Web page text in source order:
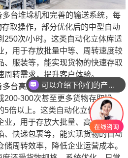
台堆垛机和完善的输送系统，每
取操作，部分优化后的中型自动
250次/小时。这类自动化立体库适
，用于存放批量中等、周转速度较
、服装等，能实现货物的快速存取
转需求，提升客户体验。
台高速堆垛机、智能分拣机和自
200-300次甚至更多货物存取操
倍以上。这类自动化立体库适合
业，用于存放大批量、高周转的货
、快递包裹等，能实现货物的自动
周转效率，降低企业运营成本。